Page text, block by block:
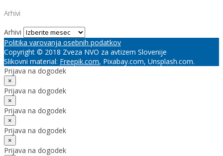
Arhivi
Arhivi
Politika varovanja osebnih podatkov
Copyright © 2018 Zveza NVO za avtizem Slovenije
Slikovni material: Freepik.com, Pixabay.com, Unsplash.com.
Prijava na dogodek
×
Prijava na dogodek
×
Prijava na dogodek
×
Prijava na dogodek
×
Prijava na dogodek